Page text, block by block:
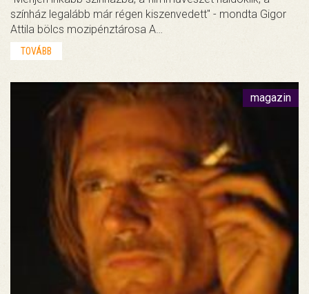
színház legalább már régen kiszenvedett" - mondta Gigor
Attila bölcs mozipénztárosa A…
TOVÁBB
magazin